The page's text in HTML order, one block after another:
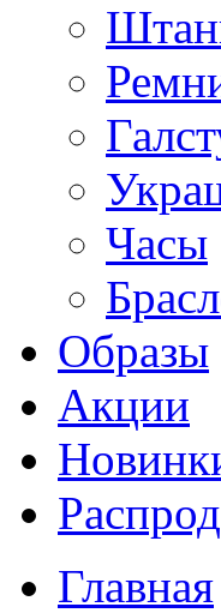
Часы
Образы
Акции
Главная